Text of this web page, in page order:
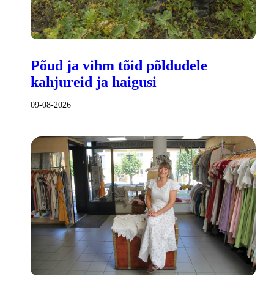
Põud ja vihm tõid põldudele
kahjureid ja haigusi
09-08-2026